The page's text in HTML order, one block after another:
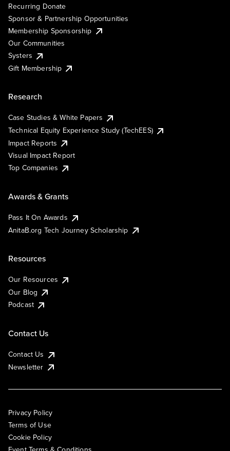
Recurring Donate
Sponsor & Partnership Opportunities
Membership Sponsorship
Our Communities
Systers
Gift Membership
Research
Case Studies & White Papers
Technical Equity Experience Study (TechEES)
Impact Reports
Visual Impact Report
Top Companies
Awards & Grants
Pass It On Awards
AnitaB.org Tech Journey Scholarship
Resources
Our Resources
Our Blog
Podcast
Contact Us
Contact Us
Newsletter
Privacy Policy
Terms of Use
Cookie Policy